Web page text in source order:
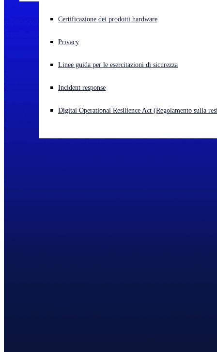
Cyberattacco in corso? Ottieni assistenza immediata
Open language switcher
Certificazione dei prodotti hardware
Privacy
Linee guida per le esercitazioni di sicurezza
Incident response
Digital Operational Resilience Act (Regolamento sulla